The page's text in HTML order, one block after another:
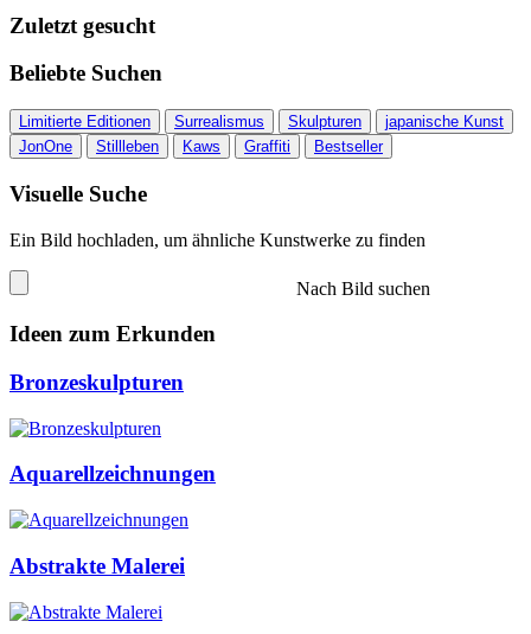
Zuletzt gesucht
Beliebte Suchen
Limitierte Editionen Surrealismus Skulpturen
japanische Kunst
JonOne
Stillleben Kaws Graffiti Bestseller
Visuelle Suche
Ein Bild hochladen, um ähnliche Kunstwerke zu finden
Nach Bild suchen
Ideen zum Erkunden
Bronzeskulpturen
Aquarellzeichnungen
Abstrakte Malerei